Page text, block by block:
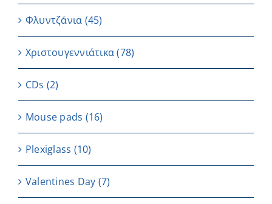
Φλυντζάνια (45)
Χριστουγεννιάτικα(78)
CDs (2)
Μouse pads (16)
Plexiglass (10)
Valentines Day (7)